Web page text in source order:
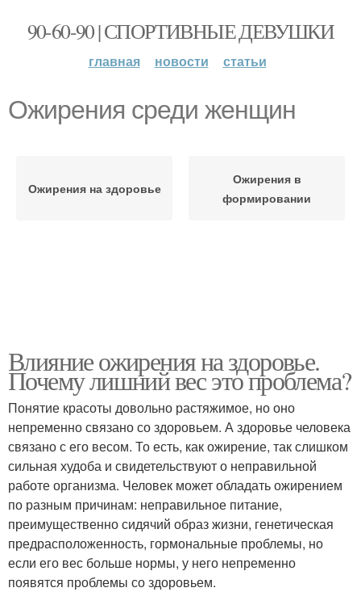
90-60-90 | СПОРТИВНЫЕ ДЕВУШКИ
главная новости статьи
Ожирения среди женщин
Ожирения на здоровье
Ожирения в
формировании
Влияние ожирения на здоровье.
Почему лишний вес это проблема?
Понятие красоты довольно растяжимое, но оно
непременно связано со здоровьем. А здоровье человека
связано с его весом. То есть, как ожирение, так слишком
сильная худоба и свидетельствуют о неправильной
работе организма. Человек может обладать ожирением
по разным причинам: неправильное питание,
преимущественно сидячий образ жизни, генетическая
предрасположенность, гормональные проблемы, но
если его вес больше нормы, у него непременно
появятся проблемы со здоровьем.